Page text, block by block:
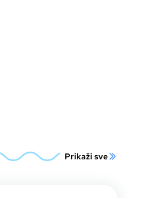
Prikaži sve